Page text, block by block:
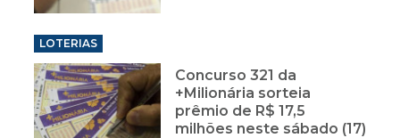
LOTERIAS
Concurso 321 da
+Milionária sorteia
prêmio de R$ 17,5
milhões neste sábado (17)